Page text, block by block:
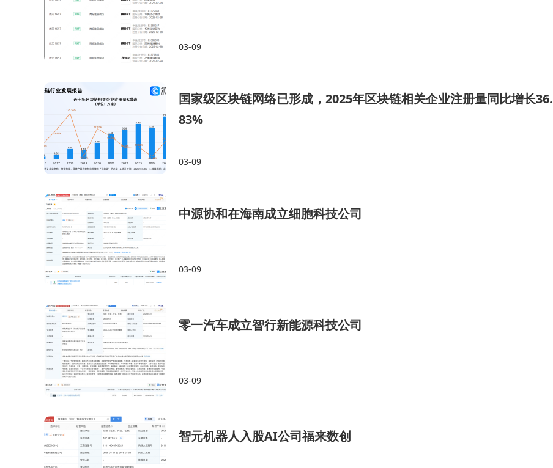
03-09
国家级区块链网络已形成，2025年区块链相关企业注册量同比增长36.
83%
03-09
中源协和在海南成立细胞科技公司
03-09
零一汽车成立智行新能源科技公司
03-09
智元机器人入股AI公司福来数创